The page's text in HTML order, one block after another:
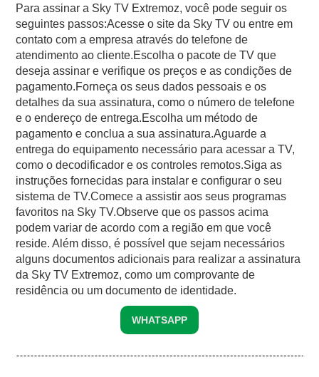
Para assinar a Sky TV Extremoz, você pode seguir os
seguintes passos:Acesse o site da Sky TV ou entre em
contato com a empresa através do telefone de
atendimento ao cliente.Escolha o pacote de TV que
deseja assinar e verifique os preços e as condições de
pagamento.Forneça os seus dados pessoais e os
detalhes da sua assinatura, como o número de telefone
e o endereço de entrega.Escolha um método de
pagamento e conclua a sua assinatura.Aguarde a
entrega do equipamento necessário para acessar a TV,
como o decodificador e os controles remotos.Siga as
instruções fornecidas para instalar e configurar o seu
sistema de TV.Comece a assistir aos seus programas
favoritos na Sky TV.Observe que os passos acima
podem variar de acordo com a região em que você
reside. Além disso, é possível que sejam necessários
alguns documentos adicionais para realizar a assinatura
da Sky TV Extremoz, como um comprovante de
residência ou um documento de identidade.
WHATSAPP